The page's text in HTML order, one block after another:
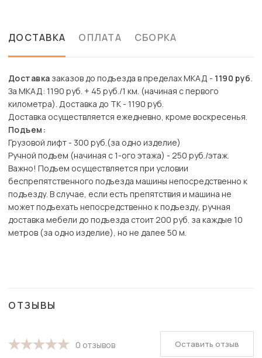
ДОСТАВКА ОПЛАТА СБОРКА
Доставка заказов до подъезда в пределах МКАД - 1190 руб.
За МКАД: 1190 руб. + 45 руб./1 км. (начиная с первого
километра). Доставка до ТК - 1190 руб.
Доставка осуществляется ежедневно, кроме воскресенья.
Подъем:
Грузовой лифт - 300 руб.(за одно изделие)
Ручной подъем (начиная с 1-ого этажа) - 250 руб./этаж.
Важно! Подъем осуществляется при условии
беспрепятственного подъезда машины непосредственно к
подъезду. В случае, если есть препятствия и машина не
может подъехать непосредственно к подъезду, ручная
доставка мебели до подъезда стоит 200 руб. за каждые 10
метров (за одно изделие), но не далее 50 м.
ОТЗЫВЫ
0 отзывов Оставить отзыв